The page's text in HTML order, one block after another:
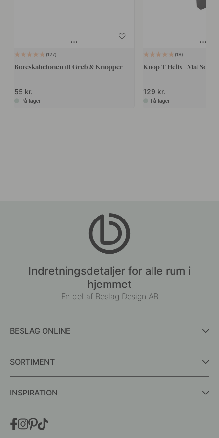
127
Boreskabelonen til Greb & Knopper
55 kr.
På lager
18
Knop T Helix - Mat Sort
129 kr.
På lager
Indretningsdetaljer for alle rum i
hjemmet
En del af Beslag Design AB
BESLAG ONLINE
SORTIMENT
INSPIRATION